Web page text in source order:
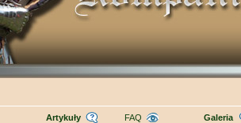
Artykuły FAQ Galeria